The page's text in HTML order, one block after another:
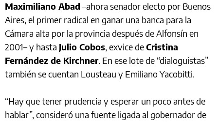
Maximiliano Abad –ahora senador electo por Buenos
Aires, el primer radical en ganar una banca para la
Cámara alta por la provincia después de Alfonsín en
2001– y hasta Julio Cobos, exvice deCristina
Fernández de Kirchner. En ese lote de “dialoguistas”
también se cuentan Lousteau y Emiliano Yacobitti.
“Hay que tener prudencia y esperar un poco antes de
hablar”, consideró una fuente ligada al gobernador de